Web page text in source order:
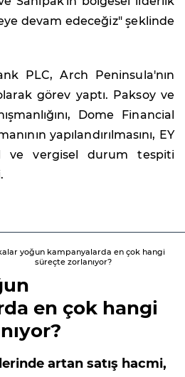
devam edeceğiz" şeklinde
PLC, Arch Peninsula'nın
görev yaptı. Paksoy ve
Dome Financial
yapılandırılmasını, EY
ve vergisel durum tespiti
yoğun kampanyalarda en çok hangi
süreçte zorlanıyor?
en çok hangi
artan satış hacmi,